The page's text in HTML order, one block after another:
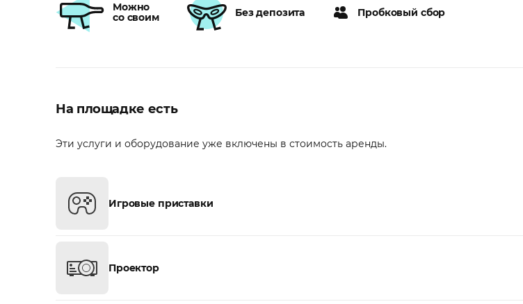
Можно
со своим
Без депозита Пробковый сбор
На площадке есть
Эти услуги и оборудование уже включены в стоимость аренды.
Игровые приставки
Проектор